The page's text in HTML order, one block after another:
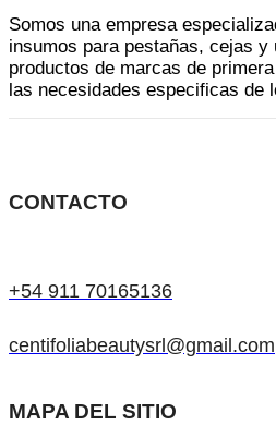
en
la
página
de
producto
$10.900
Somos una empresa
insumos para pestañas, cejas
productos de marcas de
las necesidades especificas de
CONTACTO
+54 911 70165136
centifoliabeautysrl@gmail.com
MAPA DEL SITIO